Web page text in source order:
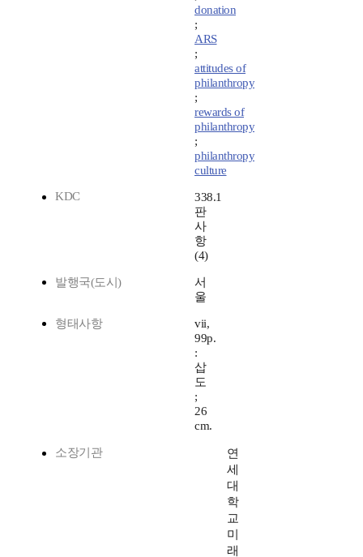
donation
;
ARS
;
attitudes of
philanthropy
;
rewards of
philanthropy
;
philanthropy
culture
KDC
338.1
판
사
항
(4)
발행국(도시)
서
울
형태사항
vii,
99p.
:
삽
도
;
26
cm.
소장기관
연
세
대
학
교
미
래